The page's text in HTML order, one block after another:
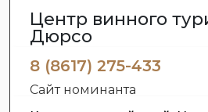
Центр винного
Дюрсо
8 (8617) 275-433
Сайт номинанта